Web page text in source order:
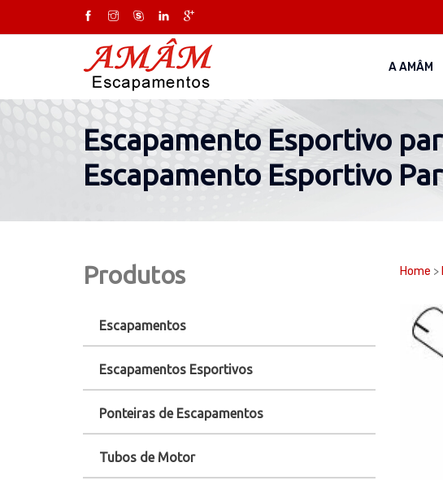
A AMÂM
Escapamento Esportivo
Escapamento Esportivo
Produtos
Escapamentos
Escapamentos Esportivos
Ponteiras de Escapamentos
Tubos de Motor
Home >